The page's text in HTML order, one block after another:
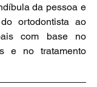
da pessoa e
ortodontista ao
com base no
e no tratamento